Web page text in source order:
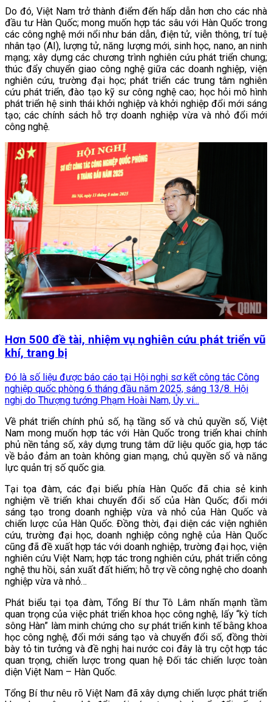
Do đó, Việt Nam trở thành điểm đến hấp dẫn hơn cho các nhà
đầu tư Hàn Quốc; mong muốn hợp tác sâu với Hàn Quốc trong
các công nghệ mới nổi như bán dẫn, điện tử, viễn thông, trí tuệ
nhân tạo (AI), lượng tử, năng lượng mới, sinh học, nano, an ninh
mạng; xây dựng các chương trình nghiên cứu phát triển chung;
thúc đẩy chuyển giao công nghệ giữa các doanh nghiệp, viện
nghiên cứu, trường đại học; phát triển các trung tâm nghiên
cứu phát triển, đào tạo kỹ sư công nghệ cao; học hỏi mô hình
phát triển hệ sinh thái khởi nghiệp và khởi nghiệp đổi mới sáng
tạo; các chính sách hỗ trợ doanh nghiệp vừa và nhỏ đổi mới
công nghệ.
Hơn 500 đề tài, nhiệm vụ nghiên cứu phát triển vũ
khí, trang bị
Đó là số liệu được báo cáo tại Hội nghị sơ kết công tác Công
nghiệp quốc phòng 6 tháng đầu năm 2025, sáng 13/8. Hội
nghị do Thượng tướng Phạm Hoài Nam, Ủy vi...
Về phát triển chính phủ số, hạ tầng số và chủ quyền số, Việt
Nam mong muốn hợp tác với Hàn Quốc trong triển khai chính
phủ nền tảng số, xây dựng trung tâm dữ liệu quốc gia, hợp tác
về bảo đảm an toàn không gian mạng, chủ quyền số và năng
lực quản trị số quốc gia.
Tại tọa đàm, các đại biểu phía Hàn Quốc đã chia sẻ kinh
nghiệm về triển khai chuyển đổi số của Hàn Quốc; đổi mới
sáng tạo trong doanh nghiệp vừa và nhỏ của Hàn Quốc và
chiến lược của Hàn Quốc. Đồng thời, đại diện các viện nghiên
cứu, trường đại học, doanh nghiệp công nghệ của Hàn Quốc
cũng đã đề xuất hợp tác với doanh nghiệp, trường đại học, viện
nghiên cứu Việt Nam; hợp tác trong nghiên cứu, phát triển công
nghệ thu hồi, sản xuất đất hiếm; hỗ trợ về công nghệ cho doanh
nghiệp vừa và nhỏ…
Phát biểu tại tọa đàm, Tổng Bí thư Tô Lâm nhấn mạnh tầm
quan trọng của việc phát triển khoa học công nghệ, lấy “kỳ tích
sông Hàn” làm minh chứng cho sự phát triển kinh tế bằng khoa
học công nghệ, đổi mới sáng tạo và chuyển đổi số, đồng thời
bày tỏ tin tưởng và đề nghị hai nước coi đây là trụ cột hợp tác
quan trọng, chiến lược trong quan hệ Đối tác chiến lược toàn
diện Việt Nam – Hàn Quốc.
Tổng Bí thư nêu rõ Việt Nam đã xây dựng chiến lược phát triển